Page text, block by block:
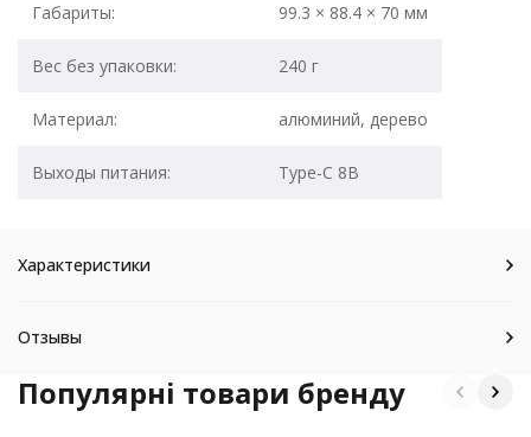
Габариты: 99.3 × 88.4 × 70 мм
Вес без упаковки: 240 г
Материал: алюминий, дерево
Выходы питания: Type-C 8В
Характеристики
Отзывы
Популярні товари бренду